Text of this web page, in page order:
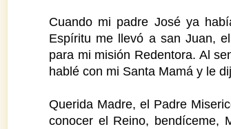
Cuando mi padre José ya
Espíritu me llevó a san Juan,
para mi misión Redentora. Al
hablé con mi Santa Mamá y le
Querida Madre, el Padre
conocer el Reino, bendíceme,